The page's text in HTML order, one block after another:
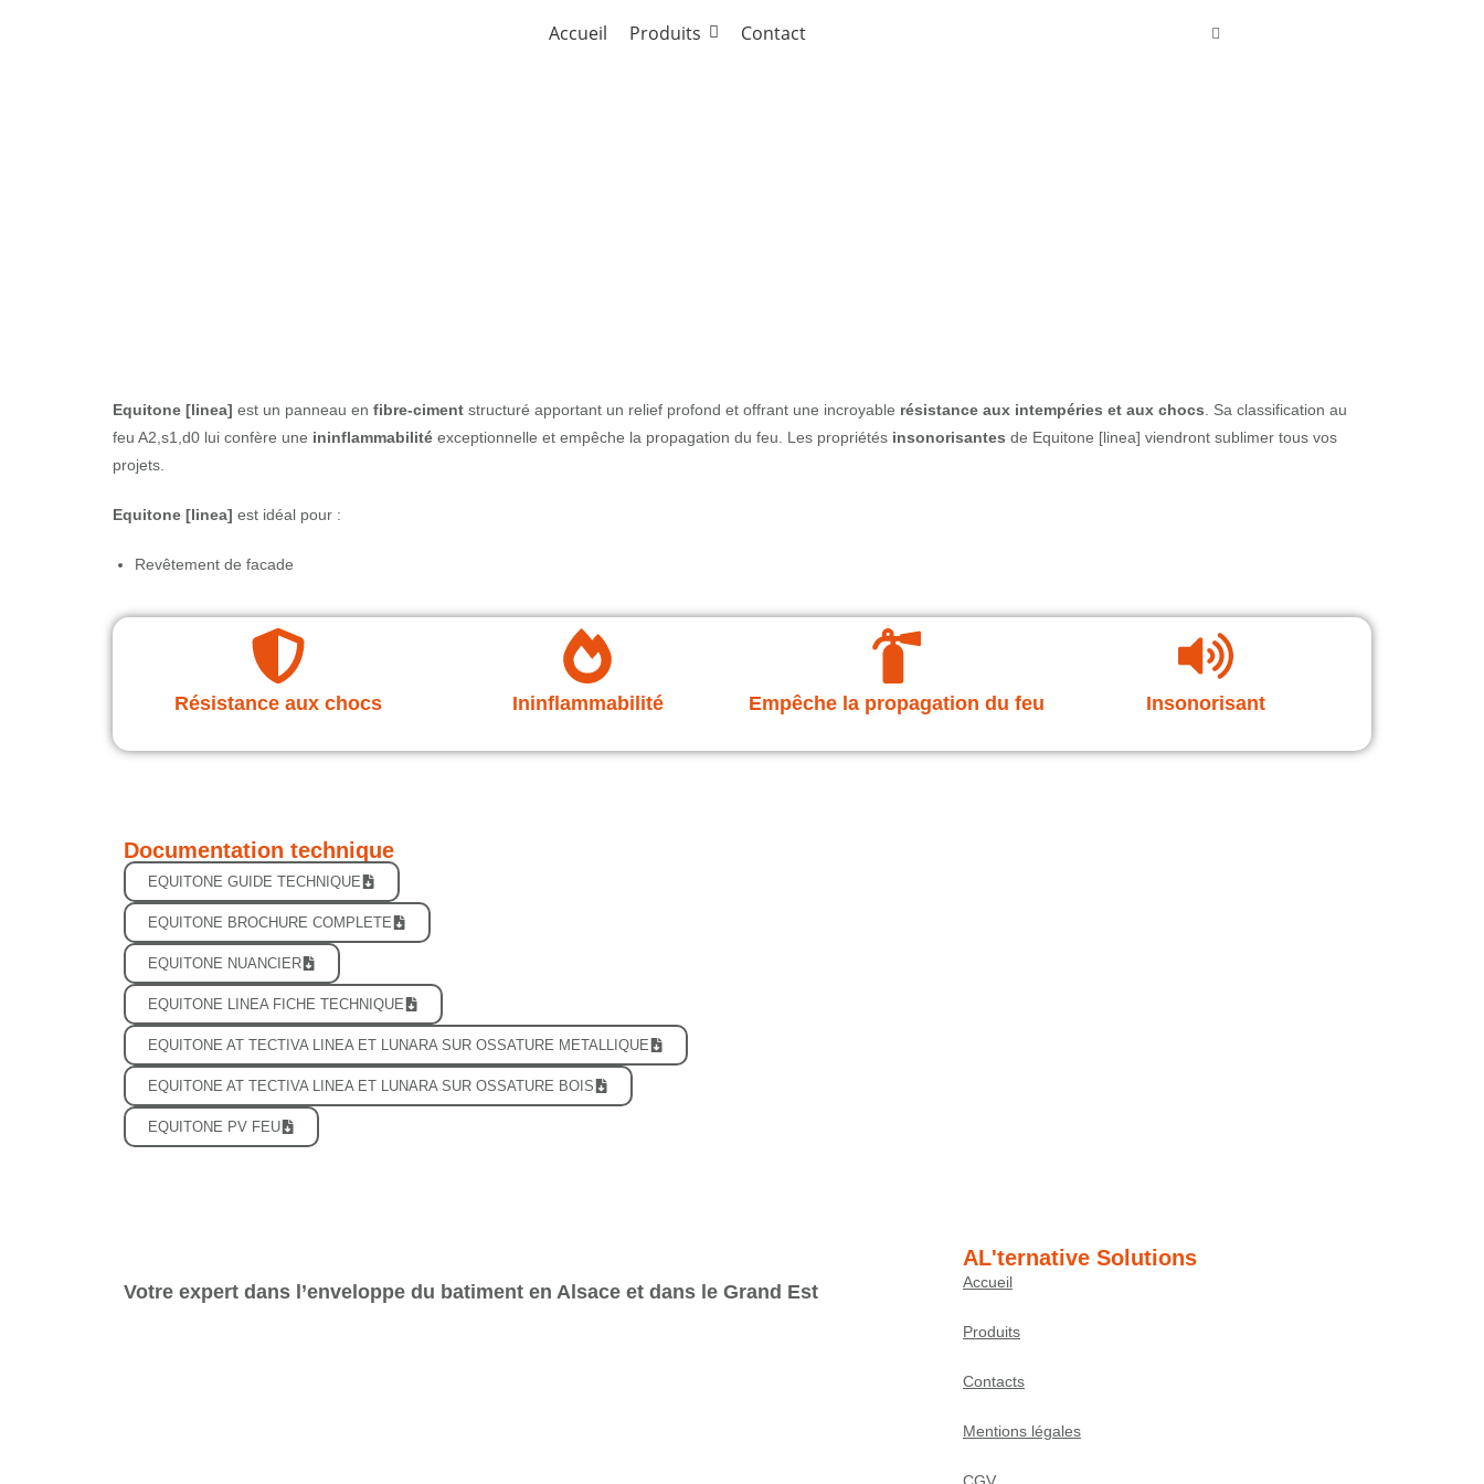
Accueil Produits Contact
Equitone [linea] est un panneau en fibre-ciment structuré apportant un relief profond et offrant une incroyable résistance aux intempéries et aux chocs . Sa classification au
feu A2,s1,d0 lui confère une ininflammabilité exceptionnelle et empêche la propagation du feu. Les propriétés insonorisantes de Equitone [linea] viendront sublimer tous vos
projets.
Equitone [linea] est idéal pour :
Revêtement de facade
Résistance aux chocs Ininflammabilité Empêche la propagation du feu Insonorisant
Documentation technique
EQUITONE GUIDE TECHNIQUE
EQUITONE BROCHURE COMPLETE
EQUITONE NUANCIER
EQUITONE LINEA FICHE TECHNIQUE
EQUITONE AT TECTIVA LINEA ET LUNARA SUR OSSATURE METALLIQUE
EQUITONE AT TECTIVA LINEA ET LUNARA SUR OSSATURE BOIS
EQUITONE PV FEU
Votre expert dans l’enveloppe du batiment en Alsace et dans le Grand Est
AL'ternative Solutions
Accueil
Produits
Contacts
Mentions légales